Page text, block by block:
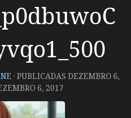
· PUBLICADAS DEZEMBRO 6,
6, 2017